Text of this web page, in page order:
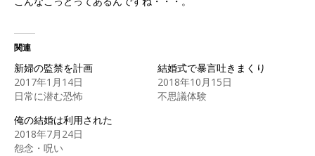
関連
新婦の監禁を計画
2017年1月14日
日常に潜む恐怖
結婚式で暴言吐きまくり
2018年10月15日
不思議体験
俺の結婚は利用された
2018年7月24日
怨念・呪い